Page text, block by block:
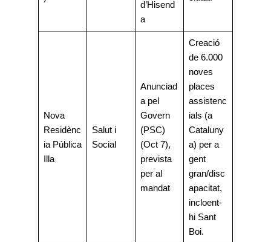
d’Hisend
a
Nova
Residènc
ia Pública
Illa
Salut i
Social
Anunciad
a pel
Govern
(PSC)
(Oct 7),
prevista
per al
mandat
Creació
de 6.000
noves
places
assistenc
ials (a
Cataluny
a) per a
gent
gran/disc
apacitat,
incloent-
hi Sant
Boi.